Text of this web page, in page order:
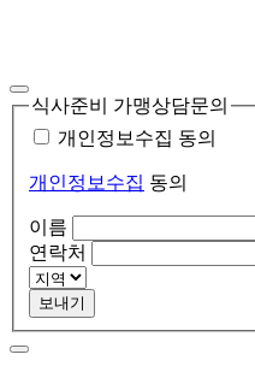
식사준비 가맹상담문의
개인정보수집 동의
개인정보수집 동의
이름
연락처
보내기